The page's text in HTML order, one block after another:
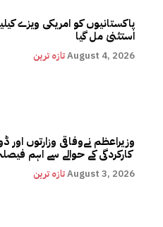
پاکستانیوں کو امریکی ویزے
استثنیٰ مل گیا
تازہ ترینAugust 4, 2026
وزیراعظم نےوفاقی وزارتوں اور
کارکردگی کے حوالے سے اہم فیصلہ کر لیا
تازہ ترینAugust 3, 2026